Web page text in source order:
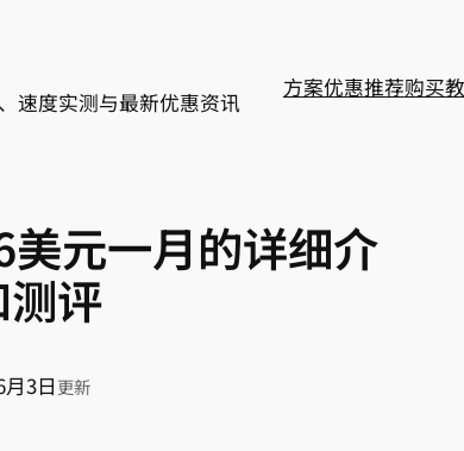
速度实测与最新优惠资讯
方案优惠推荐购买
元一月的详细介
评
3日更新